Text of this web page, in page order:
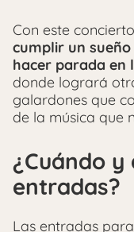
Con este
cumplir un
hacer parada en
donde logrará
galardones que
de la música que
¿Cuándo
entradas?
Las entradas